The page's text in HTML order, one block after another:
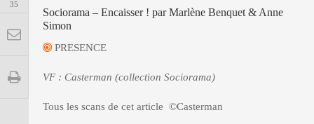
CINE-SERIES-ANIME
MUSIQUE
35
Sociorama – Encaisser ! par Marlène Benquet & Anne
Simon
PRESENCE
VF : Casterman (collection Sociorama)
Tous les scans de cet article ©Casterman
Panini Patrick Faivre Presse
Présence
Special Guest Spidey Superman